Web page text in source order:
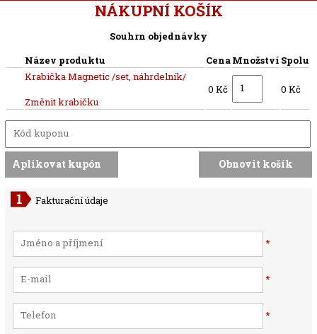
NÁKUPNÍ KOŠÍK
Souhrn objednávky
Název produktu
CenaMnožství Spolu
Krabička Magnetic /set, náhrdelník/
Změnit krabičku
0 Kč 0 Kč
Fakturační údaje
*
*
*